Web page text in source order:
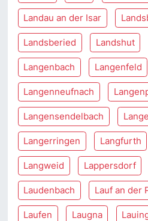
Landau an der Isar
Landsberied Landshut
Langenbach Langenfeld
Langenneufnach
Langensendelbach
Langerringen Langfurth
Langweid Lappersdorf
Laudenbach Lauf an der
Laufen Laugna